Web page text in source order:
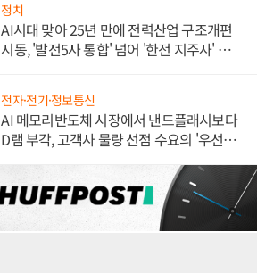
정치
AI시대 맞아 25년 만에 전력산업 구조개편
시동, '발전5사 통합' 넘어 '한전 지주사' 재편
전자·전기·정보통신
AI 메모리반도체 시장에서 낸드플래시보다
D램 부각, 고객사 물량 선점 수요의 '우선순